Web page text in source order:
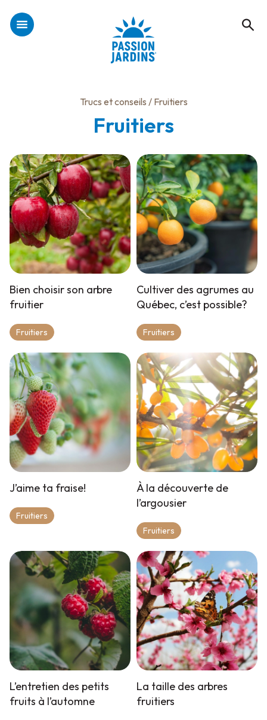
Trucs et conseils / Fruitiers
Fruitiers
Bien choisir son arbre
fruitier
Fruitiers
Cultiver des agrumes au
Québec, c’est possible?
Fruitiers
J’aime ta fraise!
Fruitiers
À la découverte de
l’argousier
Fruitiers
L’entretien des petits
fruits à l’automne
La taille des arbres
fruitiers